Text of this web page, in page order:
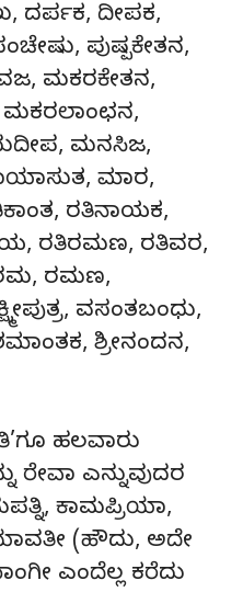
ದರ್ಪಕ, ದೀಪಕ,
ಪುಷ್ಪಕೇತನ,
ಮಕರಕೇತನ,
ಮಕರಲಾಂಛನ,
ಮನಸಿಜ,
ಮಾರ,
ರತಿನಾಯಕ,
ರತಿರಮಣ, ರತಿವರ,
ರಮಣ,
ವಸಂತಬಂಧು,
ಶ್ರೀನಂದನ,
ಹಲವಾರು
ರೇವಾ ಎನ್ನುವುದರ
ಕಾಮಪ್ರಿಯಾ,
(ಹೌದು, ಅದೇ
ಎಂದೆಲ್ಲ ಕರೆದು